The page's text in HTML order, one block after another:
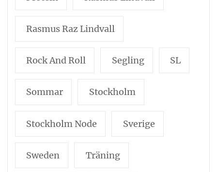
Rasmus Raz Lindvall
Rock And Roll Segling SL
Sommar Stockholm
Stockholm Node Sverige
Sweden Träning